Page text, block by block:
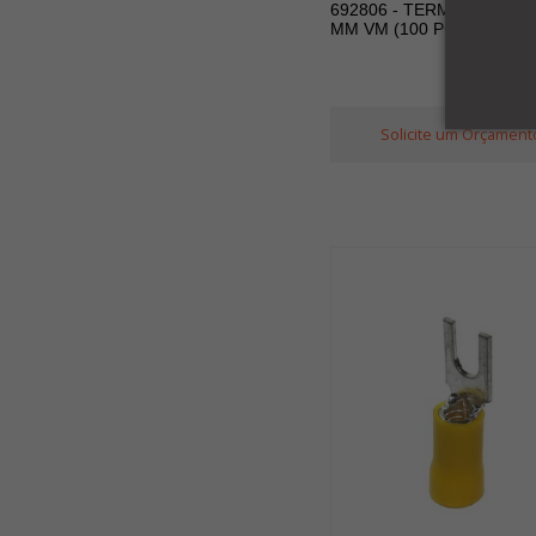
692806 - TERMINAL
MM VM (100 PÇS)
Solicite um